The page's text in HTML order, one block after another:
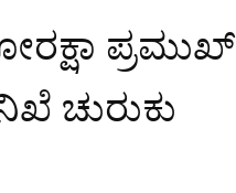
ಪ್ರಮುಖ್
ಚುರುಕು